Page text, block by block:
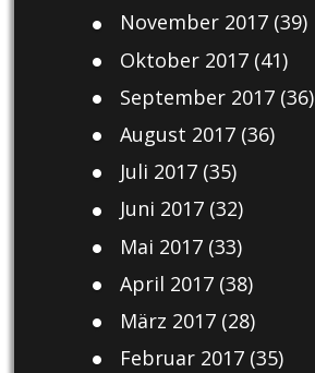
November 2017(39)
Oktober 2017(41)
September 2017(36)
August 2017(36)
Juli 2017(35)
Juni 2017(32)
Mai 2017(33)
April 2017(38)
März 2017(28)
Februar 2017(35)